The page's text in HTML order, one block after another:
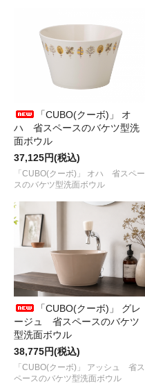
「CUBO(クーボ)」 オ
ハ 省スペースのバケツ型洗
面ボウル
37,125円(税込)
「CUBO(クーボ)」 オハ 省スペー
スのバケツ型洗面ボウル
「CUBO(クーボ)」 グレ
ージュ 省スペースのバケツ
型洗面ボウル
38,775円(税込)
「CUBO(クーボ)」 アッシュ 省ス
ペースのバケツ型洗面ボウル